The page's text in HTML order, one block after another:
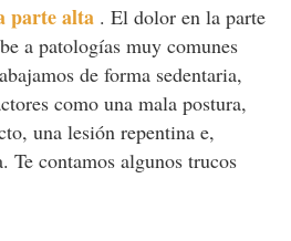
parte alta . El dolor en la parte
a patologías muy comunes
de forma sedentaria,
como una mala postura,
una lesión repentina e,
Te contamos algunos trucos